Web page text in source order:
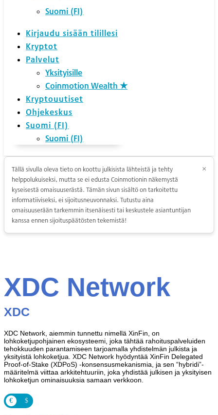
Suomi (FI)
Kirjaudu sisään tilillesi
Kryptot
Palvelut
Yksityisille
Coinmotion Wealth ★
Kryptouutiset
Ohjekeskus
Suomi (FI)
Suomi (FI)
Tällä sivulla oleva tieto on koottu julkisista lähteistä ja tehty
helppolukuiseksi, mutta se ei edusta Coinmotionin näkemystä
kyseisestä omaisuuserästä. Tämän sivun sisältö on tarkoitettu
informatiiviseksi, ei sijoitusneuvonnaksi. Tutustu aina
omaisuuserään tarkemmin itsenäisesti tai keskustele asiantuntijan
kanssa ennen sijoituspäätösten tekemistä!
×
XDC Network
XDC
XDC Network, aiemmin tunnettu nimellä XinFin, on
lohkoketjupohjainen ekosysteemi, joka tähtää rahoituspalveluiden
tehokkuuden parantamiseen tarjoamalla yhdistelmän julkista ja
yksityistä lohkoketjua. XDC Network hyödyntää XinFin Delegated
Proof-of-Stake (XDPoS) -konsensusmekanismia, ja sen “hybridi”-
määritelmä viittaa arkkitehtuuriin, joka yhdistää julkisen ja yksityisen
lohkoketjun ominaisuuksia samaan verkkoon.
€ $